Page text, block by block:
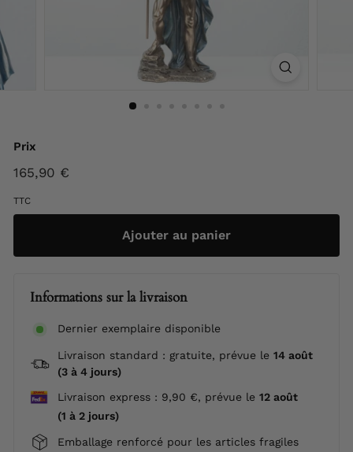
Prix
Prix
165,90 €
TTC
Ajouter au panier
Informations sur la livraison
Dernier exemplaire disponible
Livraison standard : gratuite, prévue le 14 août
(3 à 4 jours)
Livraison express : 9,90 €, prévue le 12 août
(1 à 2 jours)
Emballage renforcé pour les articles fragiles